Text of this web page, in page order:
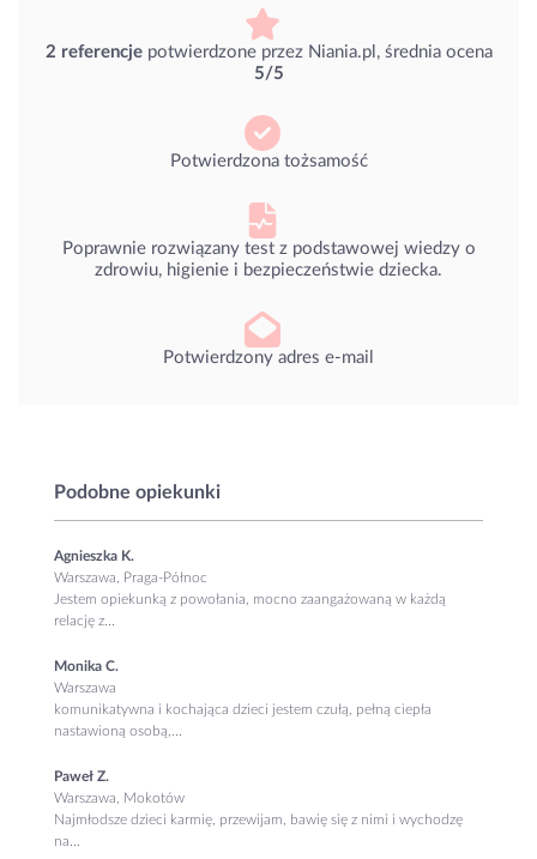
2 referencjepotwierdzone przez Niania.pl, średnia ocena
5/5
Potwierdzona tożsamość
Poprawnie rozwiązany test z podstawowej wiedzy o
zdrowiu, higienie i bezpieczeństwie dziecka.
Potwierdzony adres e-mail
Podobne opiekunki
Agnieszka K.
Warszawa, Praga-Północ
Jestem opiekunką z powołania, mocno zaangażowaną w każdą
relację z...
Monika C.
Warszawa
komunikatywna i kochająca dzieci jestem czułą, pełną ciepła
nastawioną osobą,...
Paweł Z.
Warszawa, Mokotów
Najmłodsze dzieci karmię, przewijam, bawię się z nimi i wychodzę
na...